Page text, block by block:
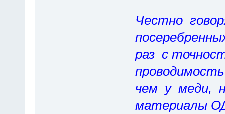
Честно
раз с
чем у меди,
материалы